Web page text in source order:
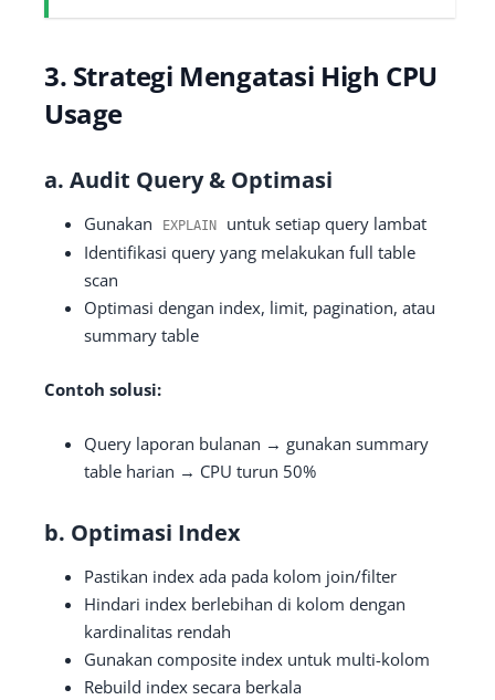
3. Strategi Mengatasi High CPU
Usage
a. Audit Query & Optimasi
Gunakan EXPLAIN
untuk setiap query lambat
Identifikasi query yang melakukan full table
scan
Optimasi dengan index, limit, pagination, atau
summary table
Contoh solusi:
Query laporan bulanan → gunakan summary
table harian → CPU turun 50%
b. Optimasi Index
Pastikan index ada pada kolom join/filter
Hindari index berlebihan di kolom dengan
kardinalitas rendah
Gunakan composite index untuk multi-kolom
Rebuild index secara berkala